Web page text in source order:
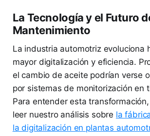
La Tecnología y el Futuro
Mantenimiento
La industria automotriz evoluciona
mayor digitalización y eficiencia.
el cambio de aceite podrían verse
por sistemas de monitorización en
Para entender esta
leer nuestro análisis sobre la
la digitalización en plantas